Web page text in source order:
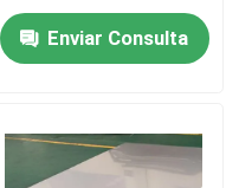
equipos marinos
Enviar Consulta